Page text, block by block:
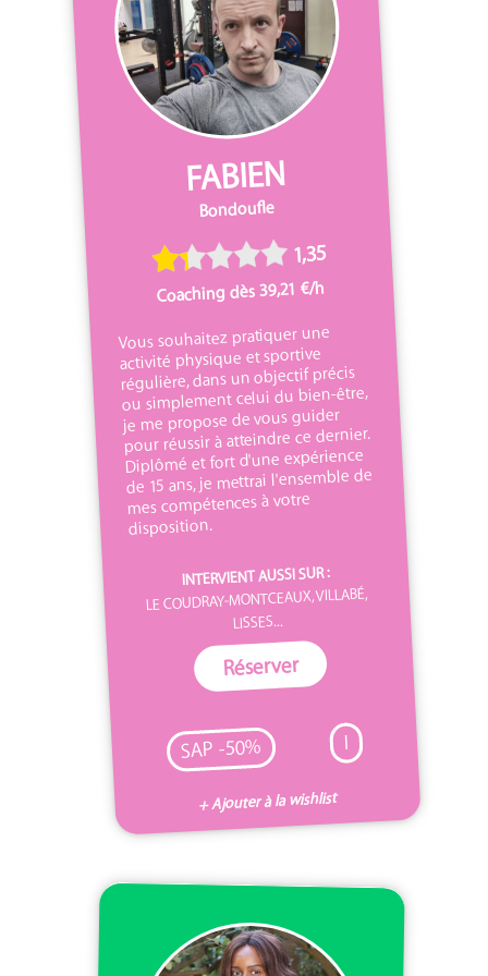
FABIEN
Bondoufle
1,35
Coaching dès 39,21 €/h
Vous souhaitez pratiquer une
activité physique et sportive
régulière, dans un objectif précis
ou simplement celui du bien-être,
je me propose de vous guider
pour réussir à atteindre ce dernier.
Diplômé et fort d'une expérience
de 15 ans, je mettrai l'ensemble de
mes compétences à votre
disposition.
INTERVIENT AUSSI SUR :
LE COUDRAY-MONTCEAUX, VILLABÉ,
LISSES...
Réserver
SAP -50% I
+ Ajouter à la wishlist